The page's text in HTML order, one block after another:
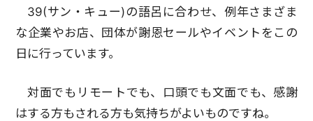
39(サン・キュー)の語呂に合わせ、例年さまざま
な企業やお店、団体が謝恩セールやイベントをこの
日に行っています。
対面でもリモートでも、口頭でも文面でも、感謝
はする方もされる方も気持ちがよいものですね。